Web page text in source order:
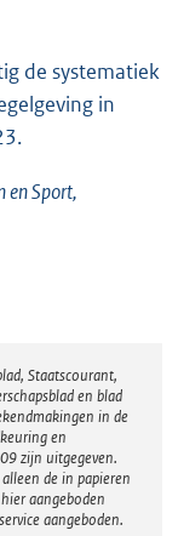
de systematiek
in
en Sport,
Staatscourant,
en blad
in de
en
zijn uitgegeven.
de in papieren
aangeboden
aangeboden.